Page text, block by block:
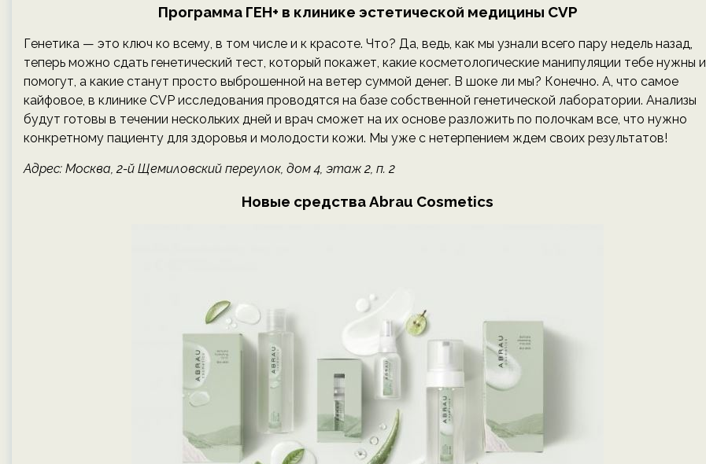
Программа ГЕН+ в клинике эстетической медицины CVP
Генетика — это ключ ко всему, в том числе и к красоте. Что? Да, ведь, как мы узнали всего пару недель назад,
теперь можно сдать генетический тест, который покажет, какие косметологические манипуляции тебе нужны и
помогут, а какие станут просто выброшенной на ветер суммой денег. В шоке ли мы? Конечно. А, что самое
кайфовое, в клинике CVP исследования проводятся на базе собственной генетической лаборатории. Анализы
будут готовы в течении нескольких дней и врач сможет на их основе разложить по полочкам все, что нужно
конкретному пациенту для здоровья и молодости кожи. Мы уже с нетерпением ждем своих результатов!
Адрес: Москва, 2-й Щемиловский переулок, дом 4, этаж 2, п. 2
Новые средства Abrau Cosmetics